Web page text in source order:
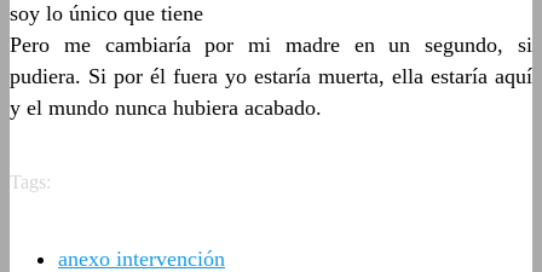
soy lo único que tiene
Pero me cambiaría por mi madre en un segundo, si
pudiera. Si por él fuera yo estaría muerta, ella estaría aquí
y el mundo nunca hubiera acabado.
Tags:
anexo intervención